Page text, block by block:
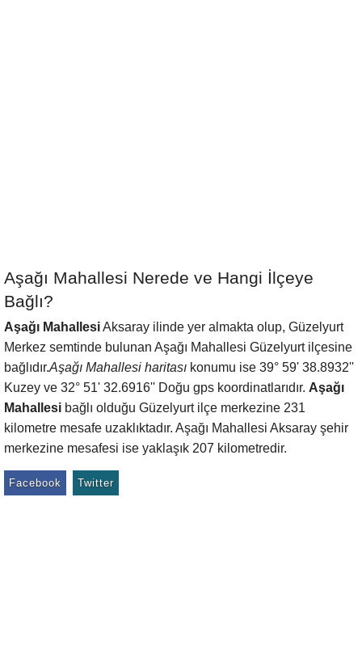
Aşağı Mahallesi Nerede ve Hangi İlçeye
Bağlı?
Aşağı MahallesiAksaray ilinde yer almakta olup, Güzelyurt
Merkez semtinde bulunan Aşağı Mahallesi Güzelyurt ilçesine
bağlıdır.Aşağı Mahallesi haritası konumu ise 39° 59' 38.8932''
Kuzey ve 32° 51' 32.6916'' Doğu gps koordinatlarıdır. Aşağı
Mahallesi bağlı olduğu Güzelyurt ilçe merkezine 231
kilometre mesafe uzaklıktadır. Aşağı Mahallesi Aksaray şehir
merkezine mesafesi ise yaklaşık 207 kilometredir.
Facebook Twitter